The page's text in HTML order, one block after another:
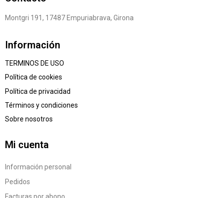
Montgri 191, 17487 Empuriabrava, Girona
Información
TERMINOS DE USO
Política de cookies
Política de privacidad
Términos y condiciones
Sobre nosotros
Mi cuenta
Información personal
Pedidos